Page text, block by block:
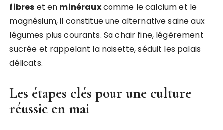
fibres et en minérauxcomme le calcium et le
magnésium, il constitue une alternative saine aux
légumes plus courants. Sa chair fine, légèrement
sucrée et rappelant la noisette, séduit les palais
délicats.
Les étapes clés pour une culture
réussie en mai